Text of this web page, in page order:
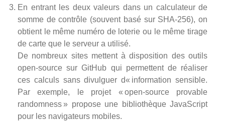
En entrant les deux valeurs dans un calculateur de
somme de contrôle (souvent basé sur SHA‑256), on
obtient le même numéro de loterie ou le même tirage
de carte que le serveur a utilisé.
De nombreux sites mettent à disposition des outils
open-source sur GitHub qui permettent de réaliser
ces calculs sans divulguer d« information sensible.
Par exemple, le projet « open-source provable
randomness » propose une bibliothèque JavaScript
pour les navigateurs mobiles.